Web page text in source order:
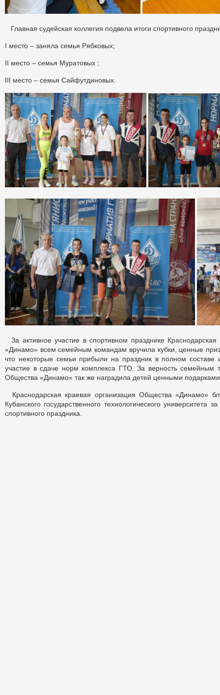
Главная судейская коллегия подвела итоги спортивного
I место – заняла семья Рябковых;
II место – семья Муратовых ;
III место – семья Сайфутдиновых.
За активное участие в спортивном празднике
«Динамо» всем семейным командам вручила кубки, ценные
что некоторые семьи прибыли на праздник в полном составе
участие в сдаче норм комплекса ГТО. За верность семейным
Общества «Динамо» так же наградила детей ценными
Краснодарская краевая организация Общества «Динамо»
Кубанского государственного технологического университета
спортивного праздника.